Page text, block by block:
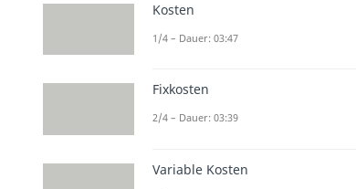
Kosten
1/4 – Dauer: 03:47
Fixkosten
2/4 – Dauer: 03:39
Variable Kosten